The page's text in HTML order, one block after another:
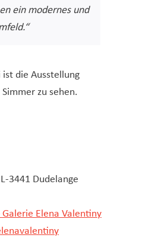
ein modernes und
ist die Ausstellung
zu sehen.
3441 Dudelange
Elena Valentiny